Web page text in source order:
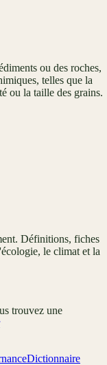
ou des roches,
telles que la
ou la taille des grains.
Définitions, fiches
le climat et la
trouvez une
Dictionnaire